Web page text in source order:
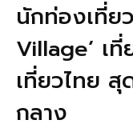
นักท่องเที่ย
Village’ เ
เที่ยวไทย
กลาง